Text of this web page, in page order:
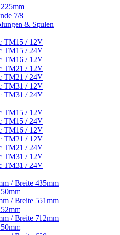
7/8
& Spulen
TM15 / 12V
TM15 / 24V
TM16 / 12V
TM21 / 12V
TM21 / 24V
TM31 / 12V
TM31 / 24V
TM15 / 12V
TM15 / 24V
TM16 / 12V
TM21 / 12V
TM21 / 24V
TM31 / 12V
TM31 / 24V
/ Breite 435mm
/ Breite 551mm
/ Breite 712mm